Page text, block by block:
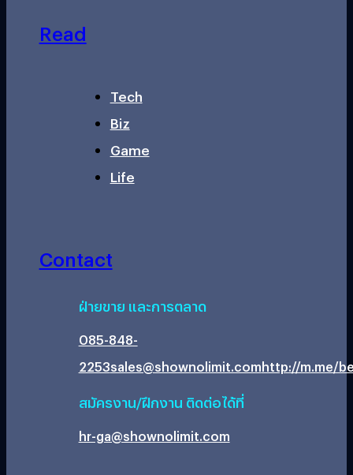
Read
Tech
Biz
Game
Life
Contact
ฝ่ายขาย และการตลาด
085-848-
2253sales@shownolimit.comhttp://m.me/
สมัครงาน/ฝึกงาน ติดต่อได้ที่
hr-ga@shownolimit.com